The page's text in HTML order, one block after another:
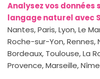
Analysez vos données
langage naturel avec
Nantes, Paris, Lyon, Le
Roche-sur-Yon, Rennes,
Bordeaux, Toulouse, La
Provence, Marseille,